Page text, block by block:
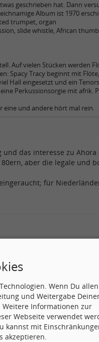
geschrieben hat. Dann
Album ist 1970
trumpet, organ
slide whistle, African
Auf vielen Stücken werden
Spacy Tracy beginnt mit
Hall eingesetzt und ein
Perkussionsorgie mit afrik.
eine und andere hört mal rein.
das interesse zu
aber die legale und
für
Wenn Du allen
und Weitergabe
Informationen zur
Webseite verwendet
kannst mit
akzeptieren.